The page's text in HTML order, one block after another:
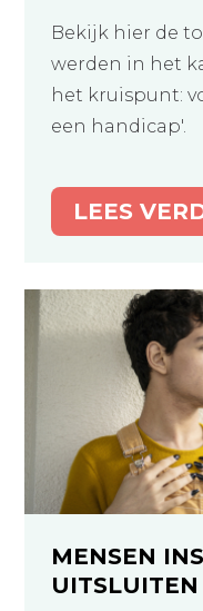
Bekijk hier de
werden in het
het kruispunt:
een handicap'.
LEES
MENSEN
UITSLUITEN